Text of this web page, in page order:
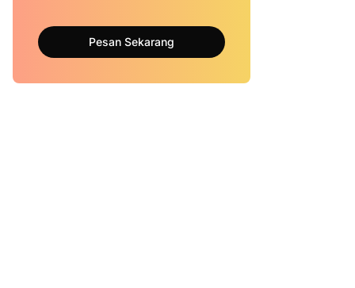
Pesan Sekarang